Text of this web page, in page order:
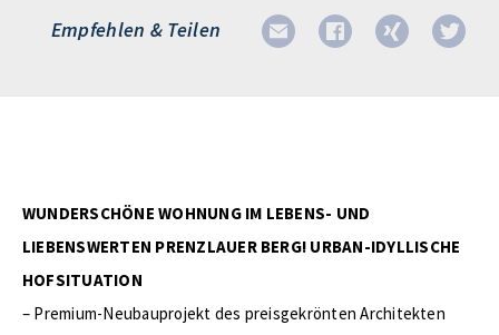
Empfehlen & Teilen
WUNDERSCHÖNE WOHNUNG IM LEBENS- UND
LIEBENSWERTEN PRENZLAUER BERG! URBAN-IDYLLISCHE
HOFSITUATION
– Premium-Neubauprojekt des preisgekrönten Architekten